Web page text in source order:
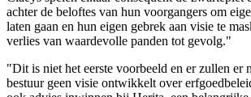
achter de beloftes van hun voorgangers om
laten gaan en hun eigen gebrek aan visie te
verlies van waardevolle panden tot gevolg."
"Dit is niet het eerste voorbeeld en er zullen er
bestuur geen visie ontwikkelt over